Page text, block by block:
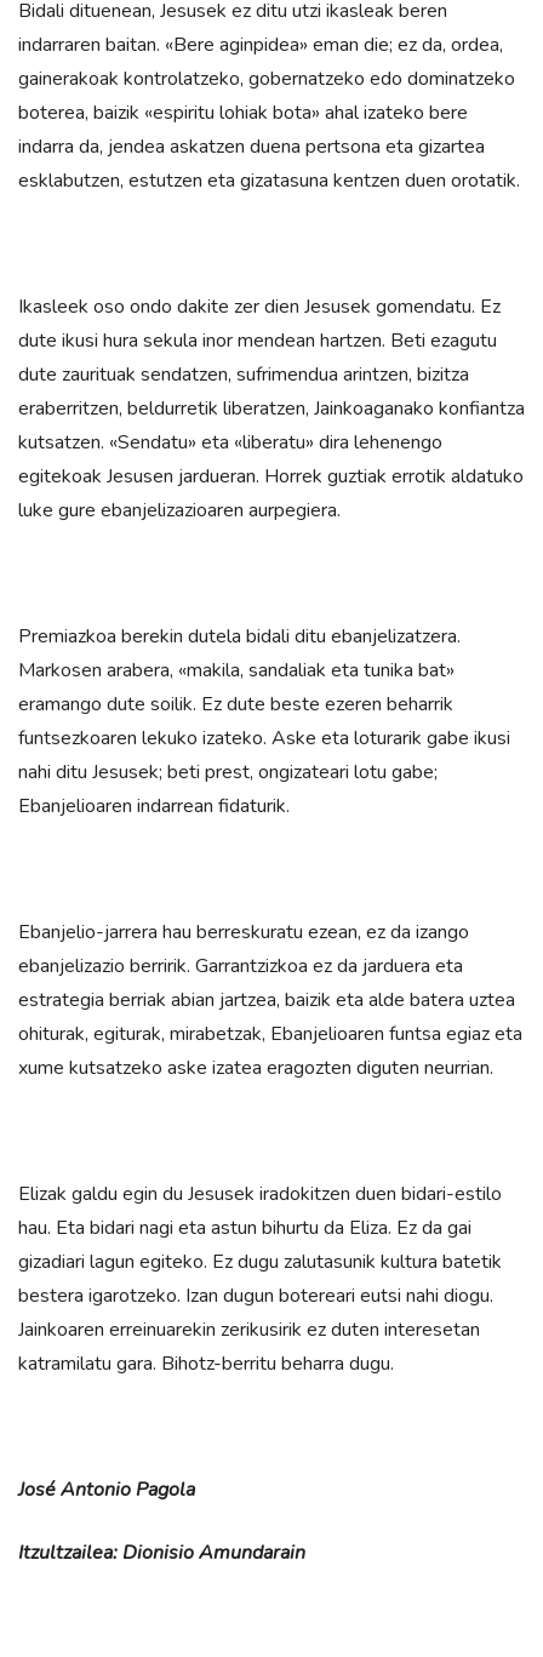
Bidali dituenean, Jesusek ez ditu utzi ikasleak beren
indarraren baitan. «Bere aginpidea» eman die; ez da, ordea,
gainerakoak kontrolatzeko, gobernatzeko edo dominatzeko
boterea, baizik «espiritu lohiak bota» ahal izateko bere
indarra da, jendea askatzen duena pertsona eta gizartea
esklabutzen, estutzen eta gizatasuna kentzen duen orotatik.
Ikasleek oso ondo dakite zer dien Jesusek gomendatu. Ez
dute ikusi hura sekula inor mendean hartzen. Beti ezagutu
dute zaurituak sendatzen, sufrimendua arintzen, bizitza
eraberritzen, beldurretik liberatzen, Jainkoaganako konfiantza
kutsatzen. «Sendatu» eta «liberatu» dira lehenengo
egitekoak Jesusen jardueran. Horrek guztiak errotik aldatuko
luke gure ebanjelizazioaren aurpegiera.
Premiazkoa berekin dutela bidali ditu ebanjelizatzera.
Markosen arabera, «makila, sandaliak eta tunika bat»
eramango dute soilik. Ez dute beste ezeren beharrik
funtsezkoaren lekuko izateko. Aske eta loturarik gabe ikusi
nahi ditu Jesusek; beti prest, ongizateari lotu gabe;
Ebanjelioaren indarrean fidaturik.
Ebanjelio-jarrera hau berreskuratu ezean, ez da izango
ebanjelizazio berririk. Garrantzizkoa ez da jarduera eta
estrategia berriak abian jartzea, baizik eta alde batera uztea
ohiturak, egiturak, mirabetzak, Ebanjelioaren funtsa egiaz eta
xume kutsatzeko aske izatea eragozten diguten neurrian.
Elizak galdu egin du Jesusek iradokitzen duen bidari-estilo
hau. Eta bidari nagi eta astun bihurtu da Eliza. Ez da gai
gizadiari lagun egiteko. Ez dugu zalutasunik kultura batetik
bestera igarotzeko. Izan dugun botereari eutsi nahi diogu.
Jainkoaren erreinuarekin zerikusirik ez duten interesetan
katramilatu gara. Bihotz-berritu beharra dugu.
José Antonio Pagola
Itzultzailea: Dionisio Amundarain